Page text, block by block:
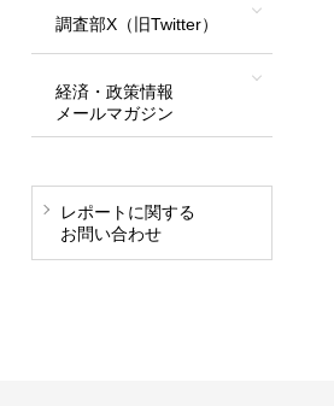
調査部X（旧Twitter）
経済・政策情報
メールマガジン
レポートに関する
お問い合わせ